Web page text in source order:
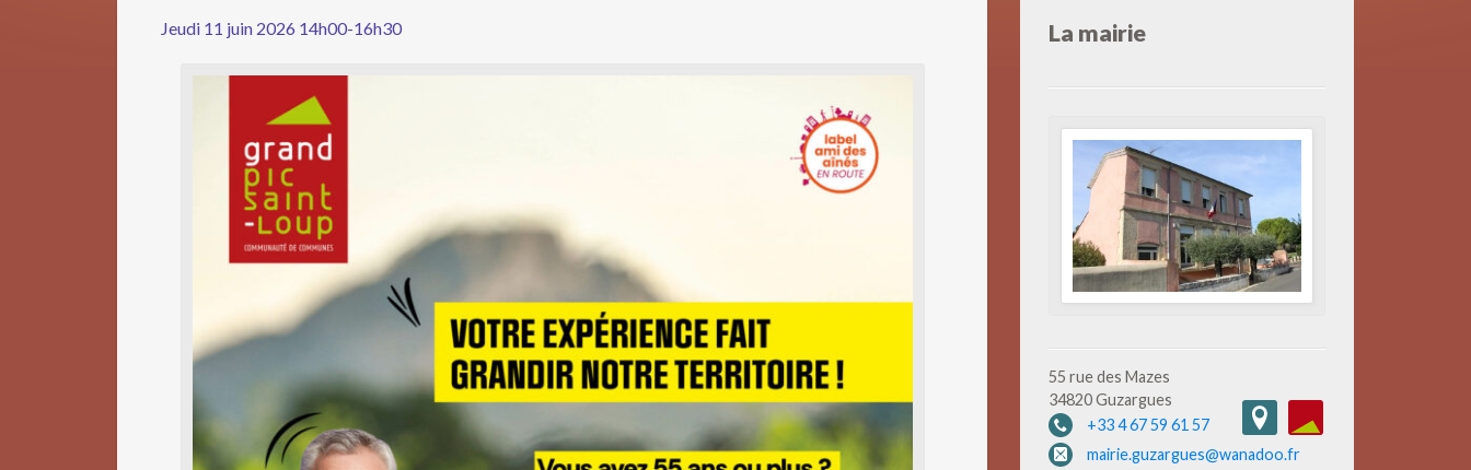
Jeudi 11 juin 2026 14h00-16h30 La mairie
55 rue des Mazes
34820 Guzargues
+33 4 67 59 61 57
mairie.guzargues@wanadoo.fr